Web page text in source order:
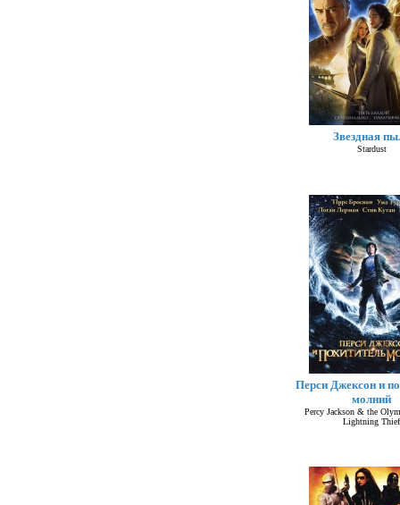
Звездная
Stardust
Перси Джексон и
молний
Percy Jackson & the
Lightning Thief